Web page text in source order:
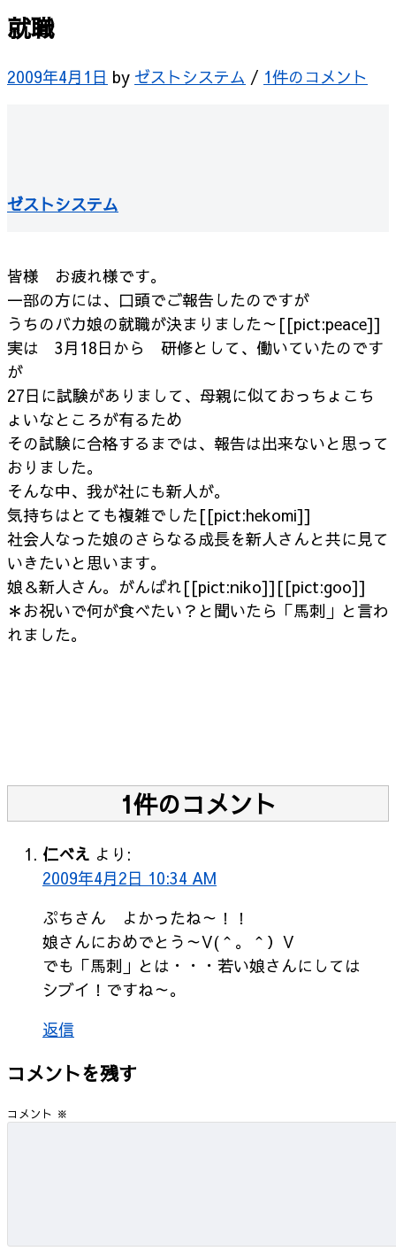
就職
2009年4月1日 by ゼストシステム / 1件のコメント
ゼストシステム
皆様 お疲れ様です。
一部の方には、口頭でご報告したのですが
うちのバカ娘の就職が決まりました～[[pict:peace]]
実は 3月18日から 研修として、働いていたのです
が
27日に試験がありまして、母親に似ておっちょこち
ょいなところが有るため
その試験に合格するまでは、報告は出来ないと思って
おりました。
そんな中、我が社にも新人が。
気持ちはとても複雑でした[[pict:hekomi]]
社会人なった娘のさらなる成長を新人さんと共に見て
いきたいと思います。
娘＆新人さん。がんばれ[[pict:niko]][[pict:goo]]
＊お祝いで何が食べたい？と聞いたら「馬刺」と言わ
れました。
1件のコメント
仁べえ より:
2009年4月2日 10:34 AM
ぷちさん よかったね～！！
娘さんにおめでとう～V(＾。＾）V
でも「馬刺」とは・・・若い娘さんにしては
シブイ！ですね～。
返信
コメントを残す
コメント ※